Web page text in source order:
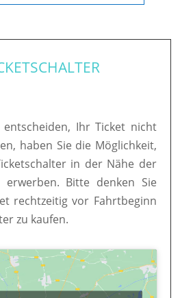
entscheiden, Ihr Ticket nicht
haben Sie die Möglichkeit,
in der Nähe der
erwerben. Bitte denken Sie
rechtzeitig vor Fahrtbeginn
zu kaufen.